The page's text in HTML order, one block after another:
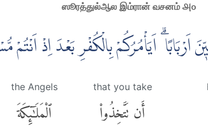
ஸூரத்துல்ஆல இம்ரான் வசனம் ௮௦
اَرْبَابًا ۗ اَيَأْمُرُكُمْ بِالْكُفْرِ بَعْدَ اِذْ اَنْتُمْ
that you take
أَن تَتَّخِذُوا۟
the Angels
ٱلْمَلَٰٓئِكَةَ